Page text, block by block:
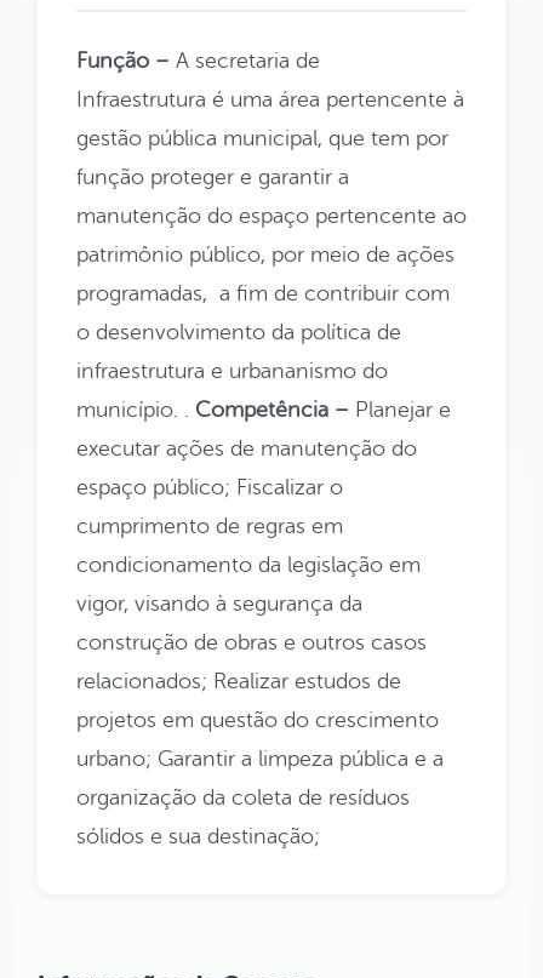
Função – A secretaria de
Infraestrutura é uma área pertencente à
gestão pública municipal, que tem por
função proteger e garantir a
manutenção do espaço pertencente ao
patrimônio público, por meio de ações
programadas, a fim de contribuir com
o desenvolvimento da política de
infraestrutura e urbananismo do
município. . Competência – Planejar e
executar ações de manutenção do
espaço público; Fiscalizar o
cumprimento de regras em
condicionamento da legislação em
vigor, visando à segurança da
construção de obras e outros casos
relacionados; Realizar estudos de
projetos em questão do crescimento
urbano; Garantir a limpeza pública e a
organização da coleta de resíduos
sólidos e sua destinação;